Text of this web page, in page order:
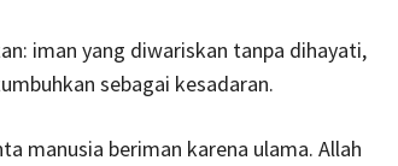
iman yang diwariskan tanpa dihayati,
sebagai kesadaran.
manusia beriman karena ulama. Allah